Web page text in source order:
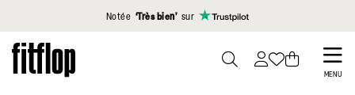
Cliquez pour consulter notre déclaration d'accessibilité
Notée ‘Très bien’ sur
Skip
to
MENU